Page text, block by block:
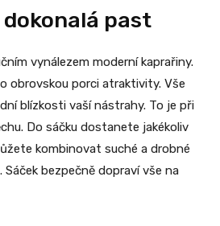
dokonalá past
vynálezem moderní kaprařiny.
obrovskou porci atraktivity. Vše
blízkosti vaší nástrahy. To je při
Do sáčku dostanete jakékoliv
kombinovat suché a drobné
bezpečně dopraví vše na